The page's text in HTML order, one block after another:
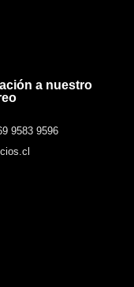
a nuestro
9583 9596